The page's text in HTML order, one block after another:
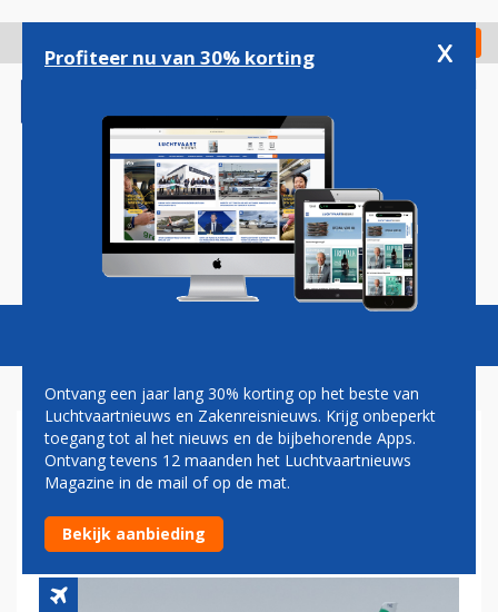
gaan
Check in
Magazine Podcasts Vacatures
TRANSAVIA VOOR HET EERST
MET NIEUWE A321NEO NAAR
ROTTERDAM
Profiteer nu van 30% korting x
Ontvang een jaar lang 30% korting op het beste van
Luchtvaartnieuws en Zakenreisnieuws. Krijg onbeperkt
toegang tot al het nieuws en de bijbehorende Apps.
Ontvang tevens 12 maanden het Luchtvaartnieuws
Magazine in de mail of op de mat.
Bekijk aanbieding